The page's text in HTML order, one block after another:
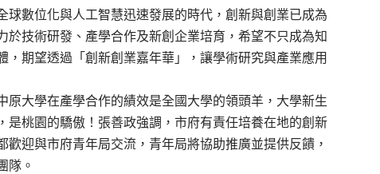
球數位化與人工智慧迅速發展的時代，創新與創業已成為
技術研發、產學合作及新創企業培育，希望不只成為知
期望透過「創新創業嘉年華」，讓學術研究與產業應用
大學在產學合作的績效是全國大學的領頭羊，大學新生
是桃園的驕傲！張善政強調，市府有責任培養在地的創新
迎與市府青年局交流，青年局將協助推廣並提供反饋，
隊。